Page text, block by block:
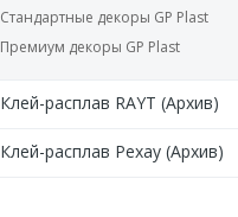
Стандартные декоры GP Plast
Премиум декоры GP Plast
Клей-расплав RAYT (Архив)
Клей-расплав Рехау (Архив)